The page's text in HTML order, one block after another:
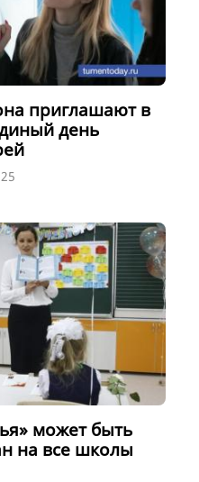
приглашают в
день
может быть
на все школы